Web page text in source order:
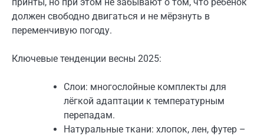
должен свободно двигаться и не мёрзнуть в
переменчивую погоду.
Ключевые тенденции весны 2025:
Слои: многослойные комплекты для
лёгкой адаптации к температурным
перепадам.
Натуральные ткани: хлопок, лен, футер –